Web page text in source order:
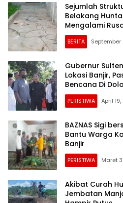
Sejumlah
Belakang
Mengalami
Asal-Asalan
BERITA September
Gubernur
Lokasi Banjir,
Bencana Di
PERISTIWA April
BAZNAS Sigi
Bantu Warga
Banjir
PERISTIWA Maret
Akibat Curah
Jembatan